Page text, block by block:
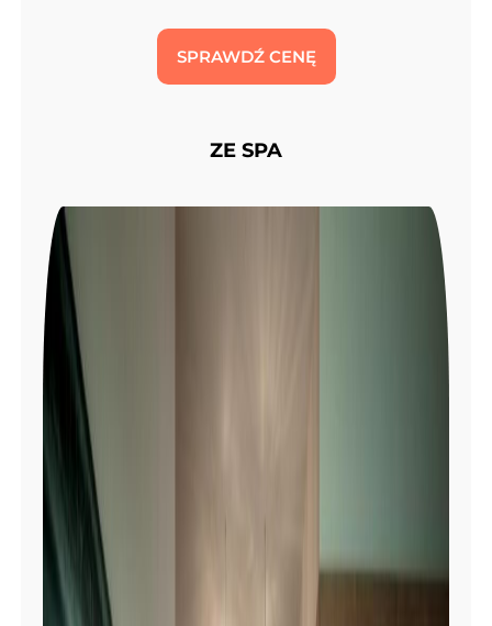
SPRAWDŹ CENĘ
ZE SPA